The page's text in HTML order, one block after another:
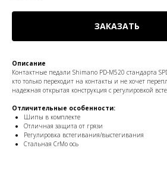
ЗАКАЗАТЬ
Описание
Контактные педали Shimano PD-M520 стандарта
кто только переходит на контакты и не хочет
надежная открытая конструкция с регулировкой
Отличительные особенности:
Шипы в комплекте
Отличная защита от грязи
Регулировка встегивания/выстегивания
Стальная CrMo ось